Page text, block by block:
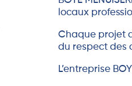
locaux
Chaque projet
du respect des
L’entreprise